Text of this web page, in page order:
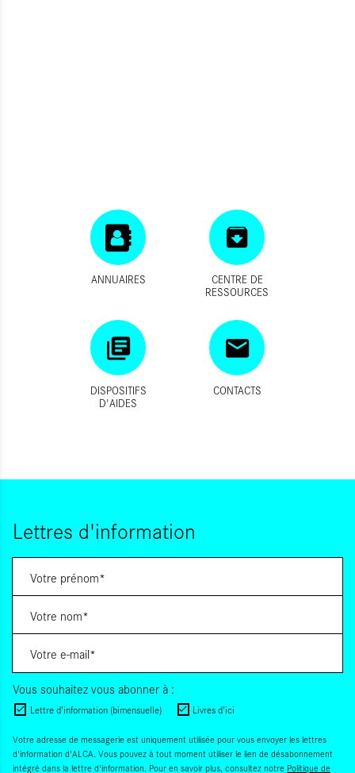
ANNUAIRES
CENTRE DE
RESSOURCES
DISPOSITIFS
D'AIDES
CONTACTS
Lettres d'information
Vous souhaitez vous abonner à :
Lettre d'information (bimensuelle) Livres d'ici
Votre adresse de messagerie est uniquement utilisée pour vous envoyer les lettres
d'information d'ALCA. Vous pouvez à tout moment utiliser le lien de désabonnement
intégré dans la lettre d'information. Pour en savoir plus, consultez notre Politique de